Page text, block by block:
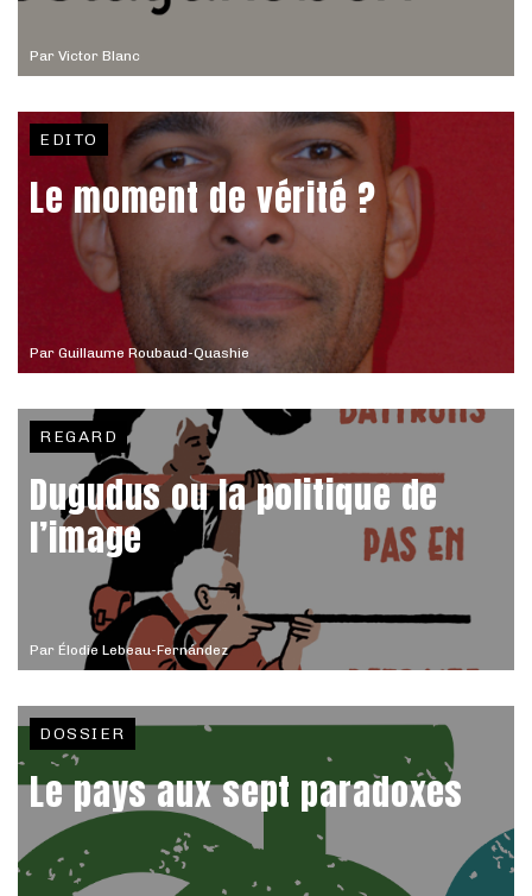
Par Victor Blanc
Par Guillaume Roubaud-Quashie
EDITO
Le moment de vérité ?
Par Élodie Lebeau-Fernández
REGARD
Dugudus ou la politique de
l’image
DOSSIER
Le pays aux sept paradoxes